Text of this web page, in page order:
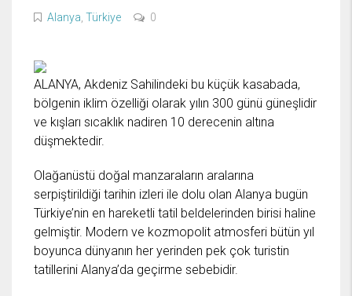
Alanya Türkiye 0
ALANYA, Akdeniz Sahilindeki bu küçük kasabada,
bölgenin iklim özelliği olarak yılın 300 günü güneşlidir
ve kışları sıcaklık nadiren 10 derecenin altına
düşmektedir.
Olağanüstü doğal manzaraların aralarına
serpiştirildiği tarihin izleri ile dolu olan Alanya bugün
Türkiye’nin en hareketli tatil beldelerinden birisi haline
gelmiştir. Modern ve kozmopolit atmosferi bütün yıl
boyunca dünyanın her yerinden pek çok turistin
tatillerini Alanya’da geçirme sebebidir.